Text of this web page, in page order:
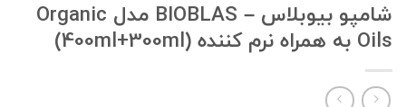
شامپو بیوبلاس – BIOBLAS مدل Organic
Oils به همراه نرم کننده (400ml+300ml)